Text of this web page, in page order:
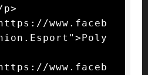
www.faceb
www.faceb